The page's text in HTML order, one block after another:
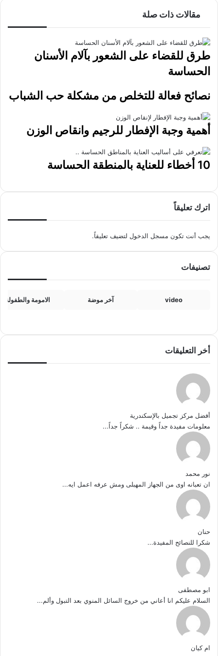
مقالات ذات صلة
طرق للقضاء على الشعور بآلام الأسنان
الحساسة
نصائح فعالة للتخلص من مشكلة حب الشباب
أهمية وجبة الإفطار للرجيم وانقاص الوزن
10 أخطاء للعناية بالمنطقة الحساسة
اترك تعليقاً
يجب أنت تكون مسجل الدخول لتضيف تعليقاً.
تصنيفات
video آخر موضة الامومة والطفولة
أخر التعليقات
أفضل مركز تجميل بالإسكندرية
معلومات مفيدة جداً وقيمة .. شكراً جداً...
نور محمد
ان تعبانه اوى من الجهاز المهبلى ومش عرفه اعمل ايه...
حنان
شكرا للنصائح المفيدة...
ابو مصطفى
السلام عليكم انا أعاني من خروج السائل المنوي بعد التبول وألم...
ام كيان